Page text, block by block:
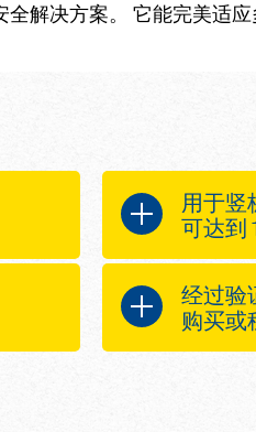
解决方案。 它能完美适
用于竖
可达到
此种巧
提供
需
经过验
购买或